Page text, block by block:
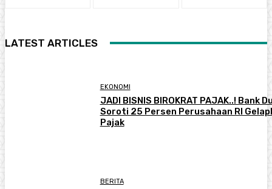
LATEST ARTICLES
EKONOMI
JADI BISNIS BIROKRAT PAJAK..! Bank
Soroti 25 Persen Perusahaan RI
Pajak
BERITA